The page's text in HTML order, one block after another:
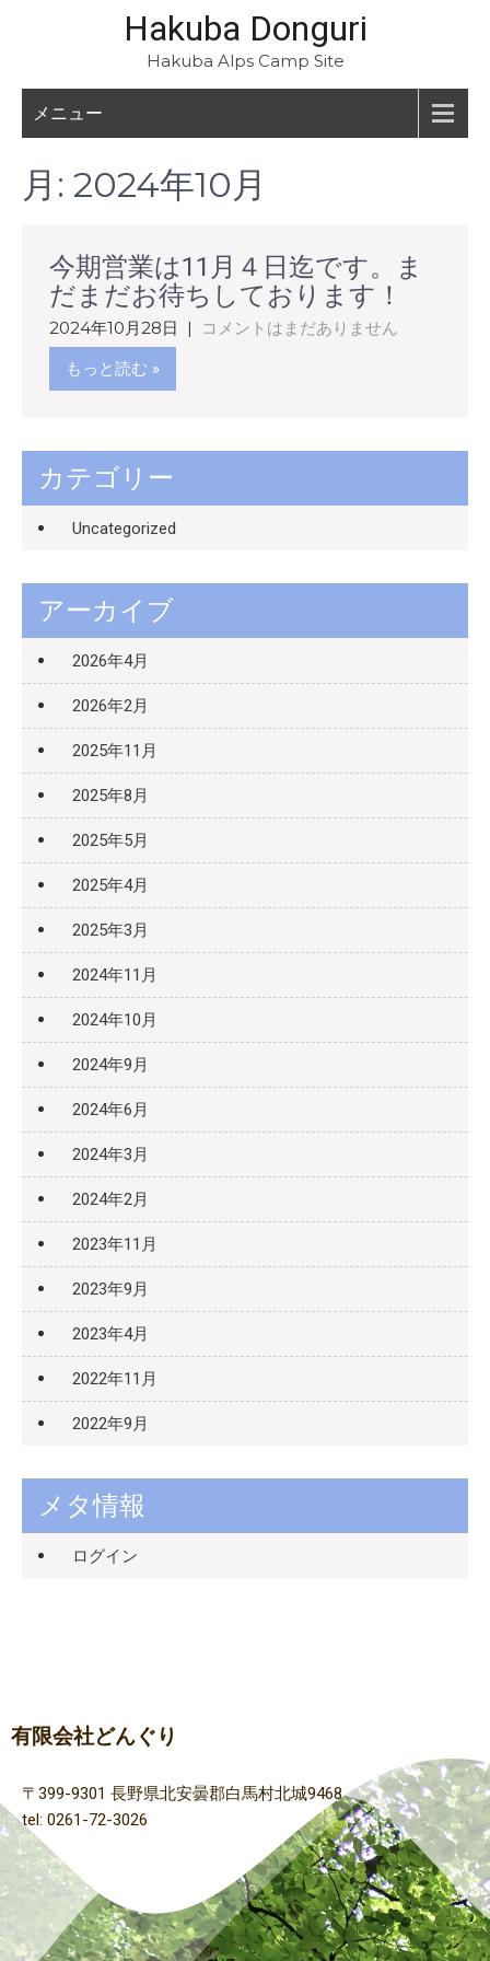
Hakuba Donguri
Hakuba Alps Camp Site
メニュー
月: 2024年10月
今期営業は11月４日迄です。ま
だまだお待ちしております！
2024年10月28日 | コメントはまだありません
もっと読む »
カテゴリー
Uncategorized
アーカイブ
2026年4月
2026年2月
2025年11月
2025年8月
2025年5月
2025年4月
2025年3月
2024年11月
2024年10月
2024年9月
2024年6月
2024年3月
2024年2月
2023年11月
2023年9月
2023年4月
2022年11月
2022年9月
メタ情報
ログイン
有限会社どんぐり
〒399-9301 長野県北安曇郡白馬村北城9468
tel: 0261-72-3026